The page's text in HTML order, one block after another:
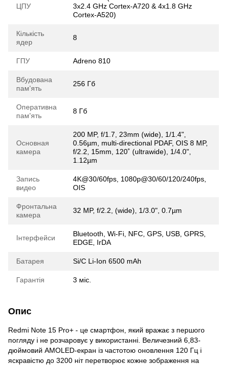
ЦПУ
3x2.4 GHz Cortex-A720 & 4x1.8 GHz
Cortex-A520)
Кількість
ядер
8
ГПУ Adreno 810
Вбудована
пам'ять
256 Гб
Оперативна
пам'ять
8 Гб
Основная
камера
200 MP, f/1.7, 23mm (wide), 1/1.4",
0.56µm, multi-directional PDAF, OIS 8 MP,
f/2.2, 15mm, 120˚ (ultrawide), 1/4.0",
1.12µm
Запись
видео
4K@30/60fps, 1080p@30/60/120/240fps,
OIS
Фронтальна
камера
32 MP, f/2.2, (wide), 1/3.0", 0.7µm
Інтерфейси
Bluetooth, Wi-Fi, NFC, GPS, USB, GPRS,
EDGE, IrDA
Батарея Si/C Li-Ion 6500 mAh
Гарантія 3 міс.
Опис
Redmi Note 15 Pro+ - це смартфон, який вражає з першого
погляду і не розчаровує у використанні. Величезний 6,83-
дюймовий AMOLED-екран із частотою оновлення 120 Гц і
яскравістю до 3200 ніт перетворює кожне зображення на